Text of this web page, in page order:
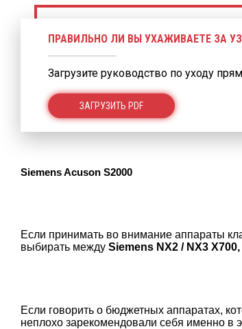
ПРАВИЛЬНО ЛИ ВЫ УХАЖИВАЕТЕ ЗА
Загрузите руководство по уходу
ЗАГРУЗИТЬ PDF
Siemens Acuson S2000
Если принимать во внимание аппараты
выбирать между Siemens NX2 / NX3
Если говорить о бюджетных аппаратах,
неплохо зарекомендовали себя именно в